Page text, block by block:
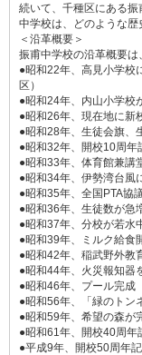
続いて、千種区にある
中学校は、どのような歴
＜沿革概要＞
振甫中学校の沿革概要は
●昭和22年、高見小学校
区）
●昭和24年、内山小学校
●昭和26年、現在地に新
●昭和28年、生徒会旗、
●昭和32年、開校10周年
●昭和33年、体育館兼講
●昭和34年、伊勢湾台風
●昭和35年、全国PTA協
●昭和36年、生徒数が急
●昭和37年、分校が若水
●昭和39年、ミルク給食
●昭和42年、稲武野外教
●昭和44年、火災報知器
●昭和46年、プール完成
●昭和56年、「緑のトン
●昭和59年、希望の森が
●昭和61年、開校40周年
●平成9年、開校50周年